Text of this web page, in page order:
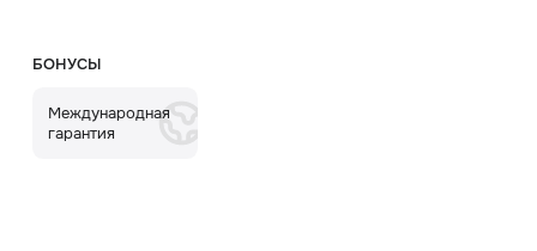
БОНУСЫ
Международная
гарантия